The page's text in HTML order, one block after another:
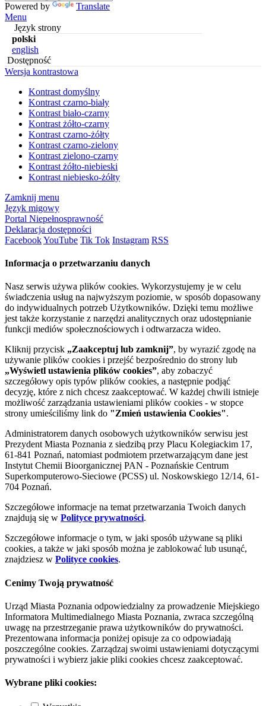
Powered by
Translate
Menu
Język strony
polski
english
Dostępność
Wersja kontrastowa
Kontrast domyślny
Kontrast czarno-biały
Kontrast biało-czarny
Kontrast żółto-czarny
Kontrast czarno-żółty
Kontrast czarno-zielony
Kontrast zielono-czarny
Kontrast żółto-niebieski
Kontrast niebiesko-żółty
Zamknij menu
Język migowy
Portal Niepełnosprawność
Deklaracja dostępności
FacebookYouTube Tik Tok Instagram RSS
Informacja o przetwarzaniu danych
Nasz serwis używa plików cookies. Wykorzystujemy je w celu
świadczenia usług na najwyższym poziomie, w sposób dopasowany
do indywidualnych potrzeb Użytkowników. Dzięki temu możliwe
jest także korzystanie z narzędzi analitycznych oraz udostępnianie
funkcji mediów społecznościowych i odtwarzacza wideo.
Kliknij przycisk „Zaakceptuj lub zamknij”, by wyrazić zgodę na
używanie plików cookies i przejść bezpośrednio do strony lub
„Wyświetl ustawienia plików cookies”, aby zobaczyć
szczegółowy opis typów plików cookies, a następnie podjąć
decyzję, które z nich chcesz zaakceptować. W każdej chwili istnieje
możliwość zarządzania ustawieniami plików cookies - w stopce
strony umieściliśmy link do "Zmień ustawienia Cookies".
Administratorem danych osobowych użytkowników serwisu jest
Prezydent Miasta Poznania z siedzibą przy Placu Kolegiackim 17,
61-841 Poznań, natomiast podmiotem przetwarzającym dane jest
Instytut Chemii Bioorganicznej PAN - Poznańskie Centrum
Superkomputerowo-Sieciowe (PCSS) ul. Noskowskiego 12/14, 61-
704 Poznań.
Szczegółowe informacje na temat przetwarzania Twoich danych
znajdują się w Polityce prywatności.
Szczegółowe informacje o tym, w jaki sposób używane są pliki
cookies, a także w jaki sposób można je zablokować lub usunąć,
znajdziesz w Polityce cookies.
Cenimy Twoją prywatność
Urząd Miasta Poznania odpowiedzialny za prowadzenie Miejskiego
Informatora Multimedialnego Miasta Poznania, zwraca szczególną
uwagę na przestrzeganie prawa użytkowników do prywatności.
Prezentowana informacja poniżej opisuje za co odpowiadają
poszczególne cookies. Zarządzaj swoimi ustawieniami dotyczącymi
prywatności i wybierz jakie pliki cookies chcesz zaakceptować.
Wybrane pliki cookies: